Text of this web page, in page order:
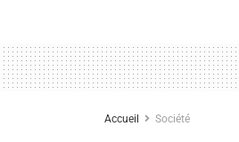
Accueil Société